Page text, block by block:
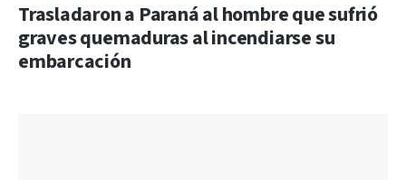
Trasladaron a Paraná al hombre que sufrió
graves quemaduras al incendiarse su
embarcación